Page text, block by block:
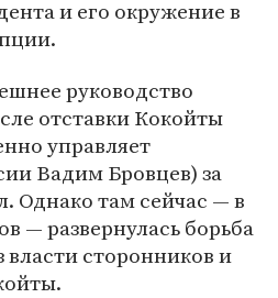
и его окружение в
руководство
отставки Кокойты
управляет
Вадим Бровцев) за
Однако там сейчас — в
— развернулась борьба
власти сторонников и